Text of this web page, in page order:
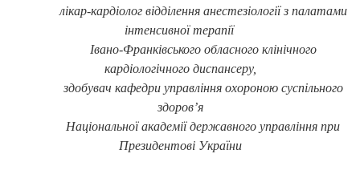
лікар-кардіолог відділення анестезіології з палатами
інтенсивної терапії
Івано-Франківського обласного клінічного
кардіологічного диспансеру,
здобувач кафедри управління охороною суспільного
здоров’я
Національної академії державного управління при
Президентові України